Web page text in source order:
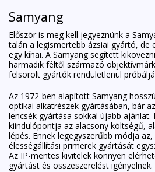
Samyang
Először is meg kell jegyeznünk a
talán a legismertebb ázsiai gyártó, de
egy kínai. A Samyang segített
harmadik féltől származó
felsorolt gyártók rendületlenül
Az 1972-ben alapított Samyang
optikai alkatrészek gyártásában, bár
lencsék gyártása sokkal újabb ajánlat.
kiindulópontja az alacsony költségű,
lépés. Ennek legegyszerűbb módja
élességállítási primerek gyártását
Az IP-mentes kivitelek könnyen
gyártást és összeszerelést igényelnek.